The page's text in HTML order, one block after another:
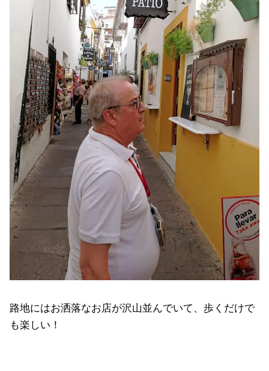
路地にはお洒落なお店が沢山並んでいて、歩くだけで
も楽しい！